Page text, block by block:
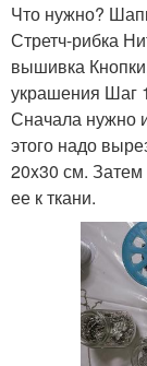
Что нужно?
Стретч-рибка
вышивка
украшения Шаг
Сначала нужно
этого надо
20x30 см. Затем
ее к ткани.